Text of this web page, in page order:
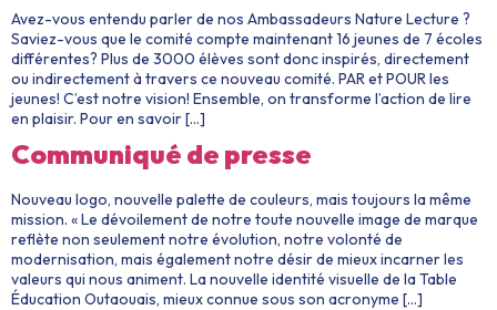
Avez-vous entendu parler de nos Ambassadeurs Nature Lecture ?
Saviez-vous que le comité compte maintenant 16 jeunes de 7 écoles
différentes? Plus de 3000 élèves sont donc inspirés, directement
ou indirectement à travers ce nouveau comité. PAR et POUR les
jeunes! C’est notre vision! Ensemble, on transforme l’action de lire
en plaisir. Pour en savoir […]
Communiqué de presse
Nouveau logo, nouvelle palette de couleurs, mais toujours la même
mission. « Le dévoilement de notre toute nouvelle image de marque
reflète non seulement notre évolution, notre volonté de
modernisation, mais également notre désir de mieux incarner les
valeurs qui nous animent. La nouvelle identité visuelle de la Table
Éducation Outaouais, mieux connue sous son acronyme […]